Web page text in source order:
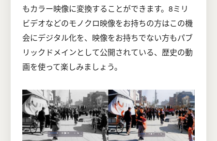
もカラー映像に変換することができます。8ミリ
ビデオなどのモノクロ映像をお持ちの方はこの機
会にデジタル化を、映像をお持ちでない方もパブ
リックドメインとして公開されている、歴史の動
画を使って楽しみましょう。